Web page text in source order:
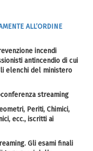
ALL’ORDINE
incendi
antincendio di cui
elenchi del ministero
streaming
Periti, Chimici,
ecc., iscritti ai
Gli esami finali